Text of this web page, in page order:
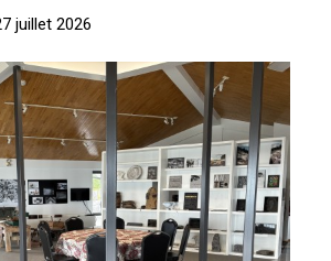
juillet 2026